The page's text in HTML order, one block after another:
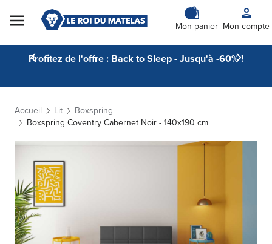
Skip to Content
Mon panier Mon compte
Profitez de l'offre : Back to Sleep - Jusqu'à -60% !
Accueil Lit
Boxspring
Boxspring Coventry Cabernet Noir - 140x190 cm